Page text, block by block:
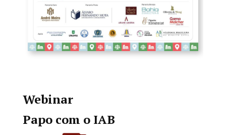
Webinar
Papo com o IAB